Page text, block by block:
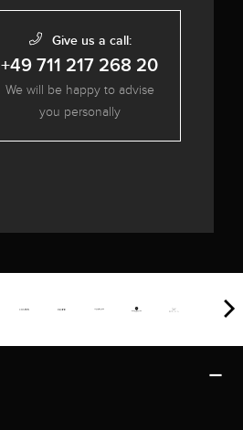
Give us a call:
+49 711 217 268 20
We will be happy to advise
you personally